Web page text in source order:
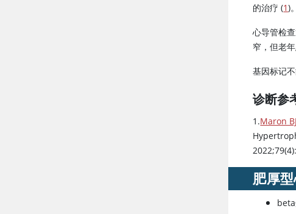
的治疗 (1)。
心导管检
窄，但老
基因标记
诊断参
1.Maron
肥厚